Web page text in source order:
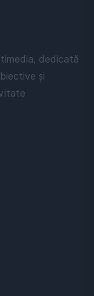
dedicată
și